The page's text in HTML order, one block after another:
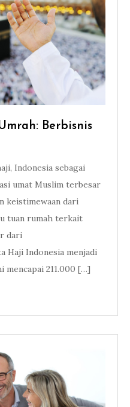
Berbisnis
Indonesia sebagai
umat Muslim terbesar
keistimewaan dari
tuan rumah terkait
dari
Haji Indonesia menjadi
mencapai 211.000 […]